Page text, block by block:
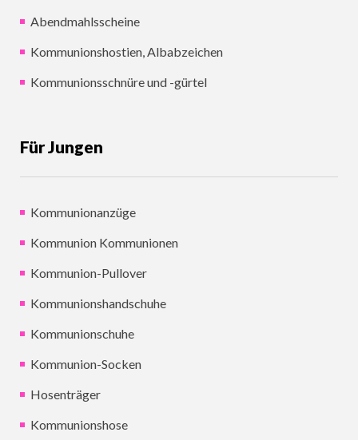
Abendmahlsscheine
Kommunionshostien, Albabzeichen
Kommunionsschnüre und -gürtel
Für Jungen
Kommunionanzüge
Kommunion Kommunionen
Kommunion-Pullover
Kommunionshandschuhe
Kommunionschuhe
Kommunion-Socken
Hosenträger
Kommunionshose